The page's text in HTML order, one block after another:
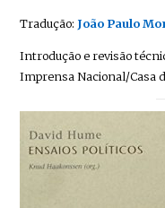
Tradução: João Paulo
Introdução e revisão
Imprensa Nacional/Casa